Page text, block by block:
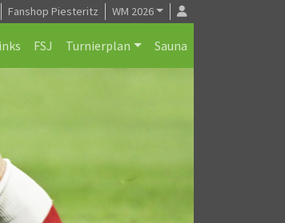
Fanshop Piesteritz WM 2026
FSJ Turnierplan Sauna